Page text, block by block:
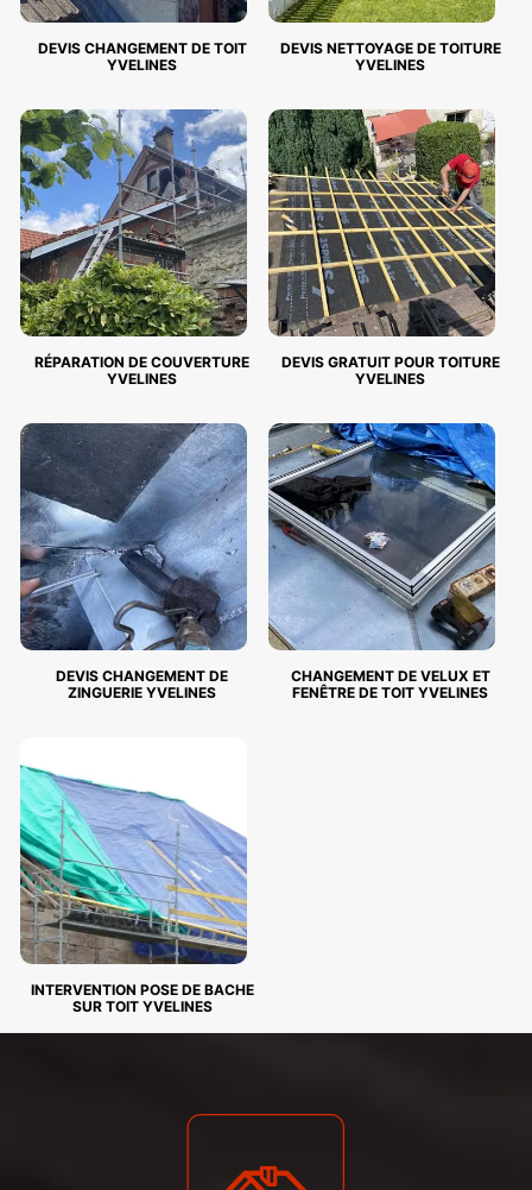
DEVIS CHANGEMENT DE TOIT
YVELINES
DEVIS NETTOYAGE DE TOITURE
YVELINES
RÉPARATION DE COUVERTURE
YVELINES
DEVIS GRATUIT POUR TOITURE
YVELINES
DEVIS CHANGEMENT DE
ZINGUERIE YVELINES
CHANGEMENT DE VELUX ET
FENÊTRE DE TOIT YVELINES
INTERVENTION POSE DE BACHE
SUR TOIT YVELINES